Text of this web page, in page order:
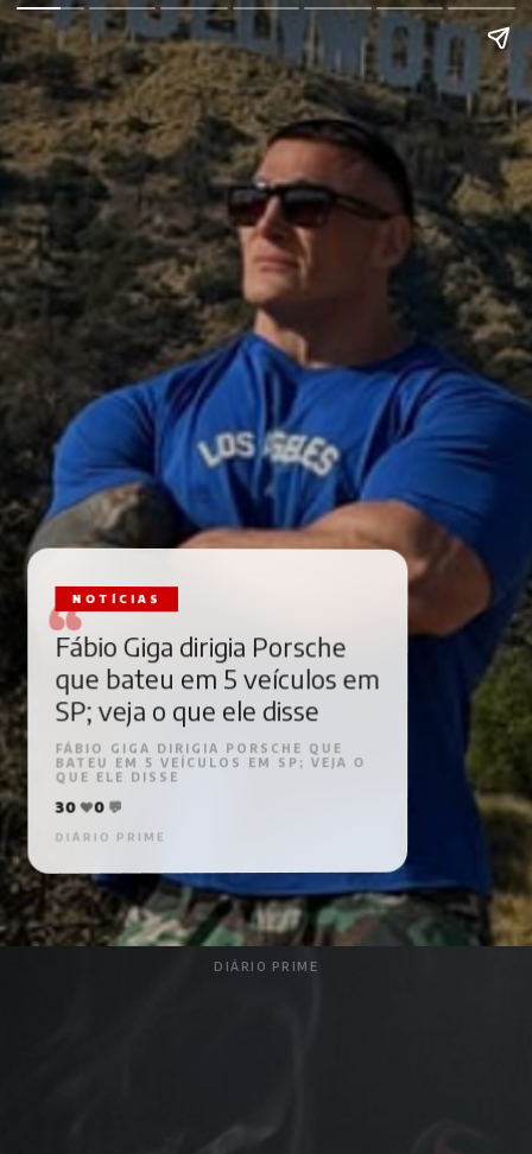
NOTÍCIAS
Fábio Giga dirigia Porsche
que bateu em 5 veículos em
SP; veja o que ele disse
FÁBIO GIGA DIRIGIA PORSCHE QUE
BATEU EM 5 VEÍCULOS EM SP; VEJA O
QUE ELE DISSE
30❤️0💬
DIÁRIO PRIME
DIÁRIO PRIME